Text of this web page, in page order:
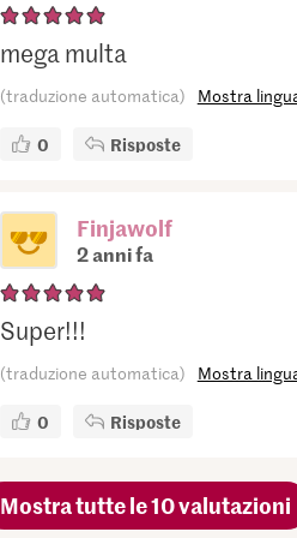
mega multa
(traduzione automatica) Mostra
0 Risposte
Finjawolf
2 anni fa
Super!!!
(traduzione automatica) Mostra
0 Risposte
Mostra tutte le 10 valutazioni